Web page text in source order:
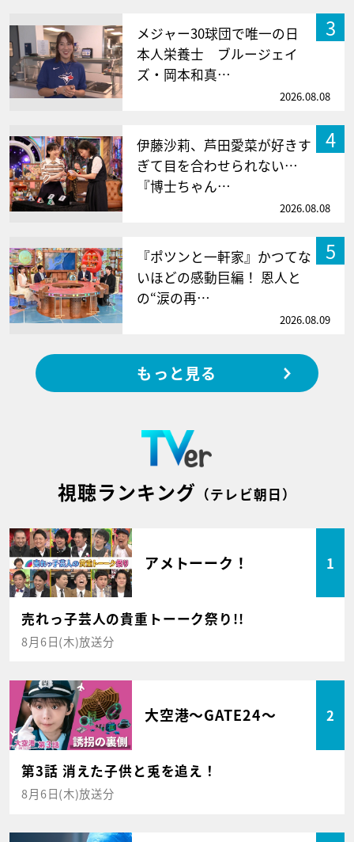
3
メジャー30球団で唯一の日
本人栄養士 ブルージェイ
ズ・岡本和真…
2026.08.08
4
伊藤沙莉、芦田愛菜が好きす
ぎて目を合わせられない…
『博士ちゃん…
2026.08.08
5
『ポツンと一軒家』かつてな
いほどの感動巨編！ 恩人と
の“涙の再…
2026.08.09
もっと見る
視聴ランキング （テレビ朝日）
アメトーーク！ 1
売れっ子芸人の貴重トーーク祭り!!
8月6日(木)放送分
大空港～GATE24～ 2
第3話 消えた子供と兎を追え！
8月6日(木)放送分